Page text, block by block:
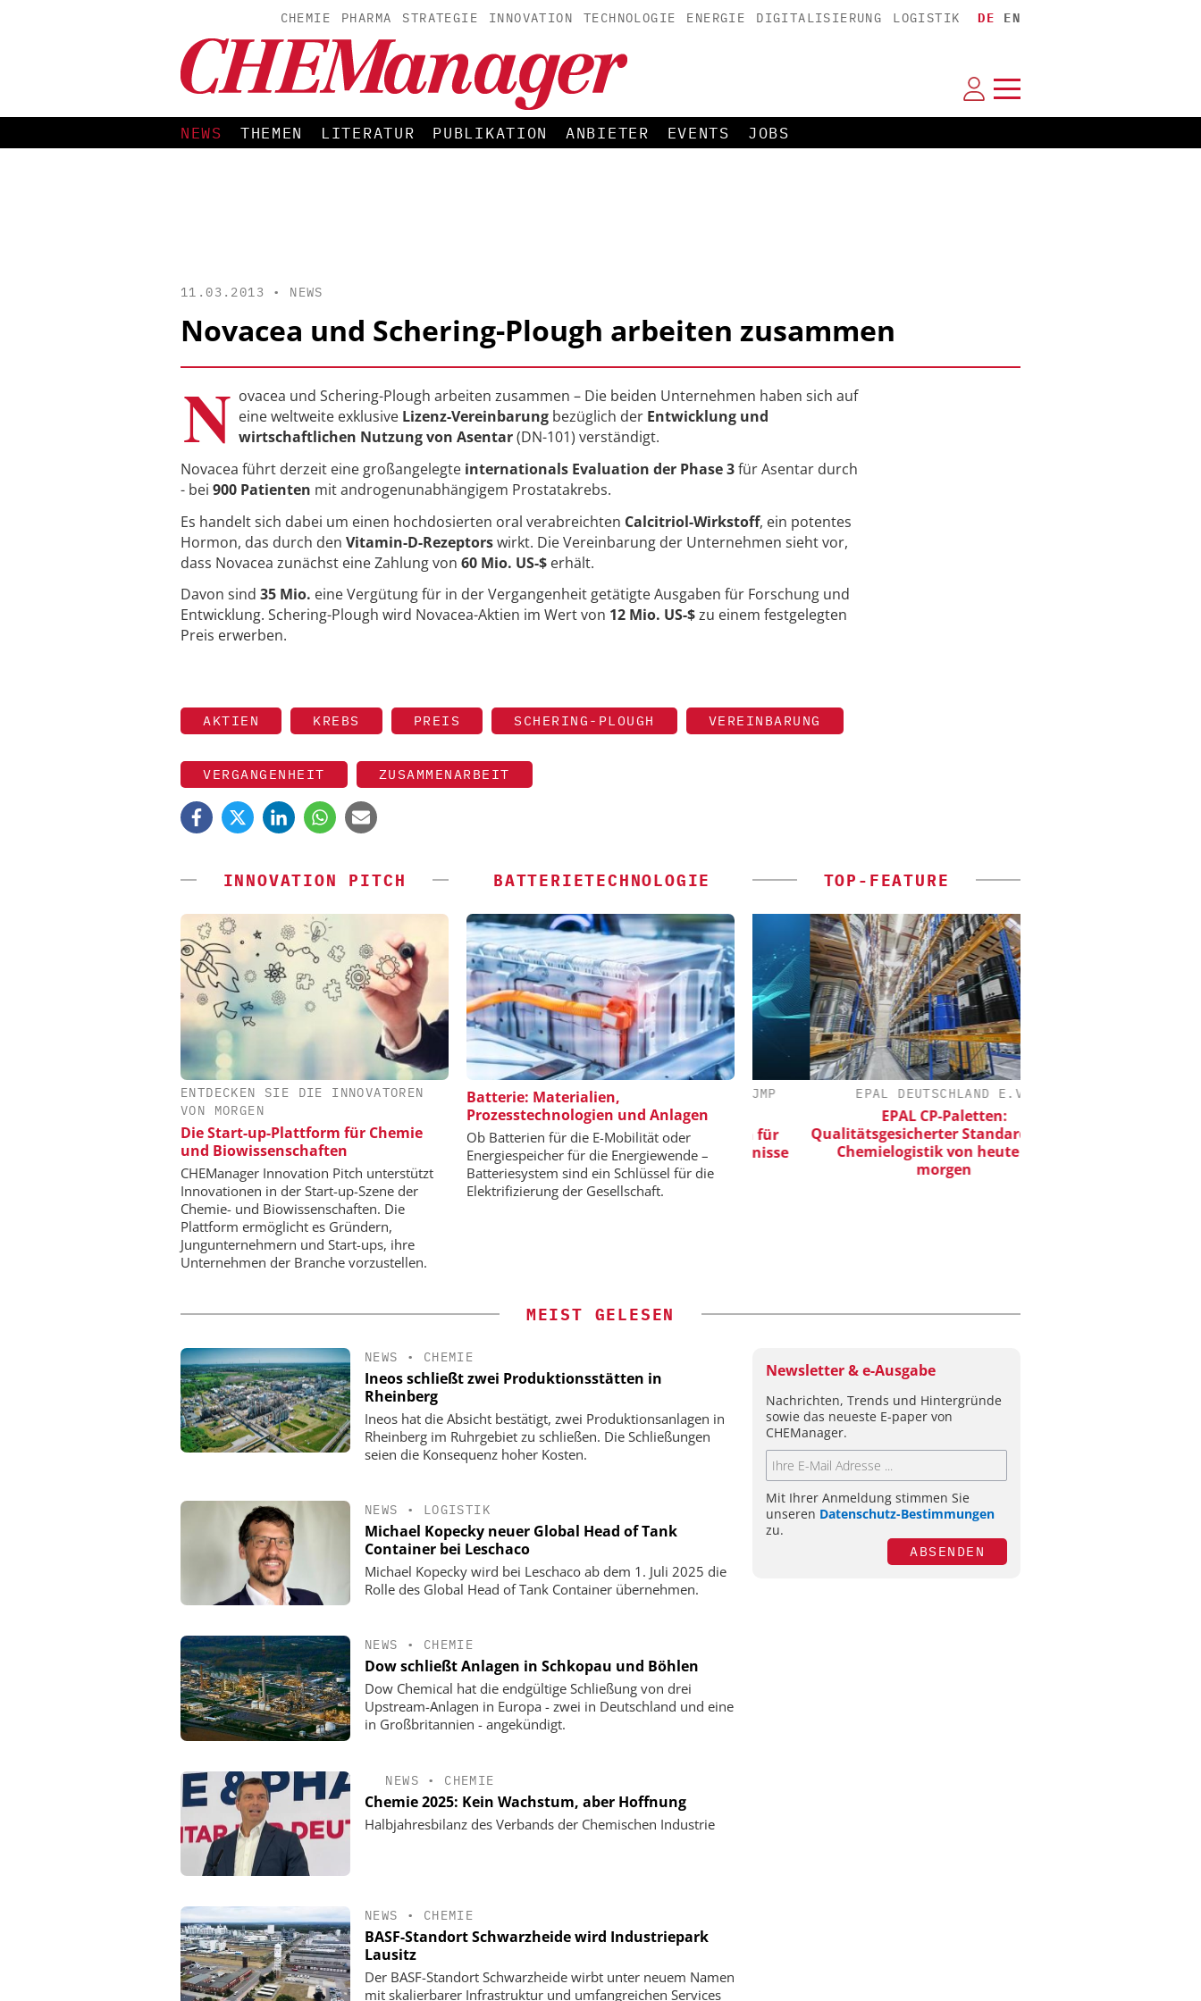
CHEMIE PHARMA STRATEGIE INNOVATION TECHNOLOGIE ENERGIE DIGITALISIERUNG LOGISTIK DE EN
NEWS THEMEN LITERATUR PUBLIKATION ANBIETER EVENTS JOBS
11.03.2013 • NEWS
Novacea und Schering-Plough arbeiten zusammen
N ovacea und Schering-Plough arbeiten zusammen – Die beiden Unternehmen haben sich auf
eine weltweite exklusive Lizenz-Vereinbarung bezüglich der Entwicklung und
wirtschaftlichen Nutzung von Asentar(DN-101) verständigt.
Novacea führt derzeit eine großangelegte internationals Evaluation der Phase 3für Asentar durch
- bei 900 Patienten mit androgenunabhängigem Prostatakrebs.
Es handelt sich dabei um einen hochdosierten oral verabreichten Calcitriol-Wirkstoff, ein potentes
Hormon, das durch den Vitamin-D-Rezeptorswirkt. Die Vereinbarung der Unternehmen sieht vor,
dass Novacea zunächst eine Zahlung von 60 Mio. US-$ erhält.
Davon sind 35 Mio. eine Vergütung für in der Vergangenheit getätigte Ausgaben für Forschung und
Entwicklung. Schering-Plough wird Novacea-Aktien im Wert von 12 Mio. US-$zu einem festgelegten
Preis erwerben.
AKTIEN KREBS PREIS SCHERING-PLOUGH VEREINBARUNG
VERGANGENHEIT ZUSAMMENARBEIT
INNOVATION PITCH
ENTDECKEN SIE DIE INNOVATOREN
VON MORGEN
Die Start-up-Plattform für Chemie
und Biowissenschaften
CHEManager Innovation Pitch unterstützt
Innovationen in der Start-up-Szene der
Chemie- und Biowissenschaften. Die
Plattform ermöglicht es Gründern,
Jungunternehmern und Start-ups, ihre
Unternehmen der Branche vorzustellen.
BATTERIETECHNOLOGIE
Batterie: Materialien,
Prozesstechnologien und Anlagen
Ob Batterien für die E-Mobilität oder
Energiespeicher für die Energiewende –
Batteriesystem sind ein Schlüssel für die
Elektrifizierung der Gesellschaft.
TOP-FEATURE
CHEMANAGER C/O WILEY-VCH GMBH
Veranstaltungssponsoring: Next
Generation Batteries and Hydrogen
SAS INSTITUTE GMBH / JMP
SOFTWARE
Visualisierung von Daten für
wissenschaftliche Erkenntnisse
EPAL DEUTSCHLAND E.V.
EPAL CP-Paletten:
Qualitätsgesicherter Standard für die
Chemielogistik von heute und
morgen
MEIST GELESEN
NEWS • CHEMIE
Ineos schließt zwei Produktionsstätten in
Rheinberg
Ineos hat die Absicht bestätigt, zwei Produktionsanlagen in
Rheinberg im Ruhrgebiet zu schließen. Die Schließungen
seien die Konsequenz hoher Kosten.
NEWS • LOGISTIK
Michael Kopecky neuer Global Head of Tank
Container bei Leschaco
Michael Kopecky wird bei Leschaco ab dem 1. Juli 2025 die
Rolle des Global Head of Tank Container übernehmen.
NEWS • CHEMIE
Dow schließt Anlagen in Schkopau und Böhlen
Dow Chemical hat die endgültige Schließung von drei
Upstream-Anlagen in Europa - zwei in Deutschland und eine
in Großbritannien - angekündigt.
NEWS • CHEMIE
Chemie 2025: Kein Wachstum, aber Hoffnung
Halbjahresbilanz des Verbands der Chemischen Industrie
NEWS • CHEMIE
BASF-Standort Schwarzheide wird Industriepark
Lausitz
Der BASF-Standort Schwarzheide wirbt unter neuem Namen
mit skalierbarer Infrastruktur und umfangreichen Services
Newsletter & e-Ausgabe
Nachrichten, Trends und Hintergründe
sowie das neueste E-paper von
CHEManager.
Mit Ihrer Anmeldung stimmen Sie
unseren Datenschutz-Bestimmungen
zu.
ABSENDEN